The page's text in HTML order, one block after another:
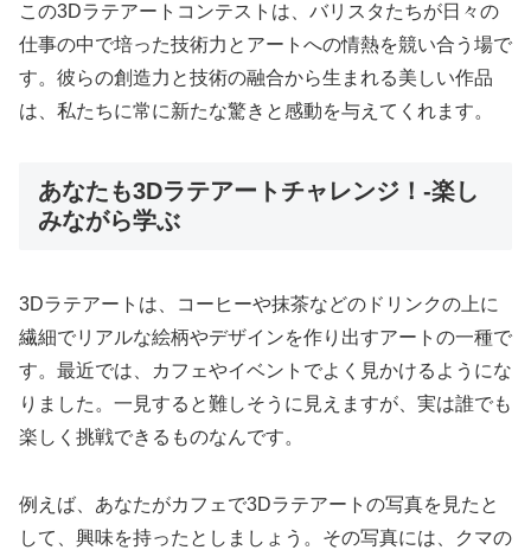
この3Dラテアートコンテストは、バリスタたちが日々の
仕事の中で培った技術力とアートへの情熱を競い合う場で
す。彼らの創造力と技術の融合から生まれる美しい作品
は、私たちに常に新たな驚きと感動を与えてくれます。
あなたも3Dラテアートチャレンジ！-楽し
みながら学ぶ
3Dラテアートは、コーヒーや抹茶などのドリンクの上に
繊細でリアルな絵柄やデザインを作り出すアートの一種で
す。最近では、カフェやイベントでよく見かけるようにな
りました。一見すると難しそうに見えますが、実は誰でも
楽しく挑戦できるものなんです。
例えば、あなたがカフェで3Dラテアートの写真を見たと
して、興味を持ったとしましょう。その写真には、クマの